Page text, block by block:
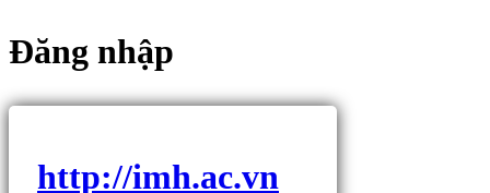
Đăng nhập
http://imh.ac.vn